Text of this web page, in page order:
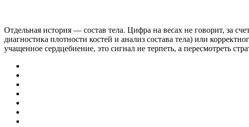
Отдельная история — состав тела. Цифра на весах не говорит, за
диагностика плотности костей и анализ состава тела) или
учащенное сердцебиение, это сигнал не терпеть, а пересмотреть